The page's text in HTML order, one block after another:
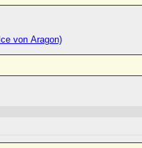
von Aragon)